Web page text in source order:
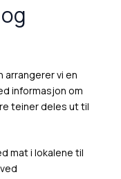
arrangerer vi en
informasjon om
teiner deles ut til
mat i lokalene til